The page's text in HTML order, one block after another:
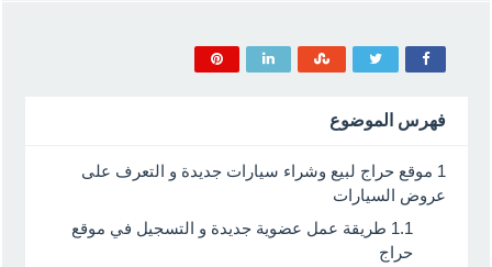
فهرس الموضوع
1 موقع حراج لبيع وشراء سيارات جديدة و التعرف على
عروض السيارات
1.1 طريقة عمل عضوية جديدة و التسجيل في موقع
حراج